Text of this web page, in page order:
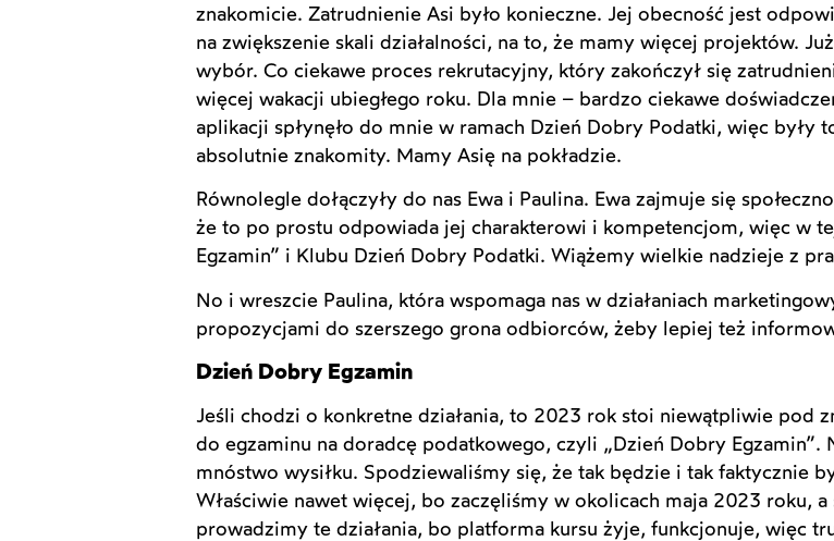
znakomicie. Zatrudnienie Asi było konieczne. Jej obecność jest
na zwiększenie skali działalności, na to, że mamy więcej projektów.
wybór. Co ciekawe proces rekrutacyjny, który zakończył się
więcej wakacji ubiegłego roku. Dla mnie – bardzo ciekawe
aplikacji spłynęło do mnie w ramach Dzień Dobry Podatki, więc były
absolutnie znakomity. Mamy Asię na pokładzie.
Równolegle dołączyły do nas Ewa i Paulina. Ewa zajmuje się
że to po prostu odpowiada jej charakterowi i kompetencjom, więc w
Egzamin” i Klubu Dzień Dobry Podatki. Wiążemy wielkie nadzieje z
No i wreszcie Paulina, która wspomaga nas w działaniach
propozycjami do szerszego grona odbiorców, żeby lepiej też
Dzień Dobry Egzamin
Jeśli chodzi o konkretne działania, to 2023 rok stoi niewątpliwie pod
do egzaminu na doradcę podatkowego, czyli „Dzień Dobry
mnóstwo wysiłku. Spodziewaliśmy się, że tak będzie i tak faktycznie
Właściwie nawet więcej, bo zaczęliśmy w okolicach maja 2023 roku,
prowadzimy te działania, bo platforma kursu żyje, funkcjonuje, więc